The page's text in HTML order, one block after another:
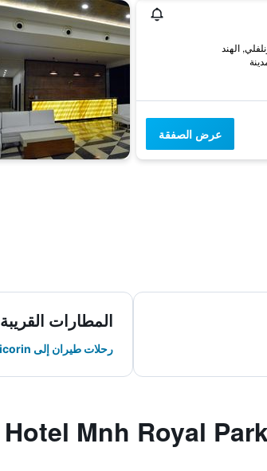
عرض الصفقة
المطارات القريبة
رحلات طيران إلى Tuticorin